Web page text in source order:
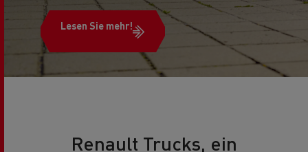
Lesen Sie mehr!
Renault Trucks, ein